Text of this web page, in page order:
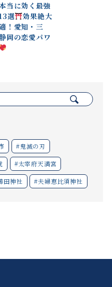
当に効く最強
選
効果絶大
！愛知・三
岡の恋愛パワ
:
#鬼滅の刃
#太宰府天満宮
田神社 #夫婦恵比須神社